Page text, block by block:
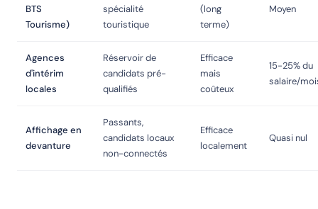
BTS
Tourisme)
spécialité
touristique
(long
terme)
Moyen
Agences
d'intérim
locales
Réservoir de
candidats pré-
qualifiés
Efficace
mais
coûteux
15-25% du
salaire/
Affichage en
devanture
Passants,
candidats locaux
non-connectés
Efficace
localement
Quasi nul